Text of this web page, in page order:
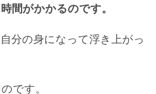
間がかかるのです。
分の身になって浮き上がっ
です。